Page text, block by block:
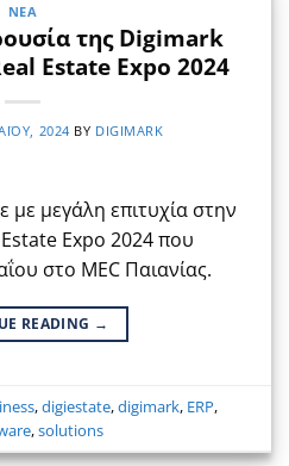
ΝΈΑ
της Digimark
Estate Expo 2024
2024 BY DIGIMARK
με μεγάλη επιτυχία στην
Expo 2024 που
στο MEC Παιανίας.
READING →
,digiestate,digimark, ERP,
,solutions